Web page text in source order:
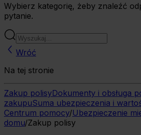
Wybierz kategorię, żeby znaleźć
pytanie.
Wróć
Na tej stronie
Zakup polisyDokumenty i obsługa
zakupuSuma ubezpieczenia i
Centrum pomocy/Ubezpieczenie
domu/Zakup polisy